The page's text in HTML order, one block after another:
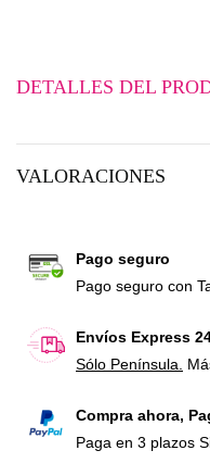
DETALLES DEL
VALORACIONES
Pago seguro
Pago seguro con
Envíos Express
Sólo Península.
Compra ahora,
Paga en 3 plazos